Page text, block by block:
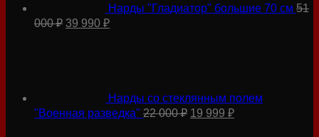
Нарды "Гладиатор" большие 70 см 51
000₽ Первоначальная
39 990 ₽Текущая
Нарды со стеклянным полем
"Военная разведка" 22 000₽ Первоначальная
19 999 ₽Текущая